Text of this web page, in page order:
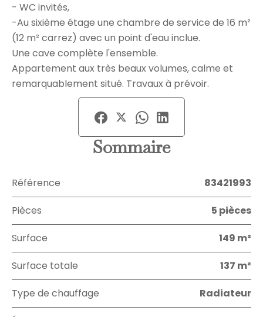
- WC invités,
-Au sixième étage une chambre de service de 16 m²
(12 m² carrez) avec un point d'eau inclue.
Une cave complète l'ensemble.
Appartement aux très beaux volumes, calme et
remarquablement situé. Travaux à prévoir.
Sommaire
Référence 83421993
Pièces 5 pièces
Surface 149 m²
Surface totale 137 m²
Type de chauffage Radiateur